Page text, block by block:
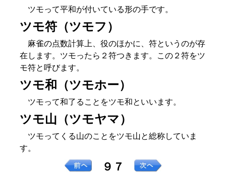
ツモって平和が付いている形の手です。
ツモ符（ツモフ）
麻雀の点数計算上、役のほかに、符というのが存
在します。ツモったら２符つきます。この２符をツ
モ符と呼びます。
ツモ和（ツモホー）
ツモって和了ることをツモ和といいます。
ツモ山（ツモヤマ）
ツモってくる山のことをツモ山と総称していま
す。
９７